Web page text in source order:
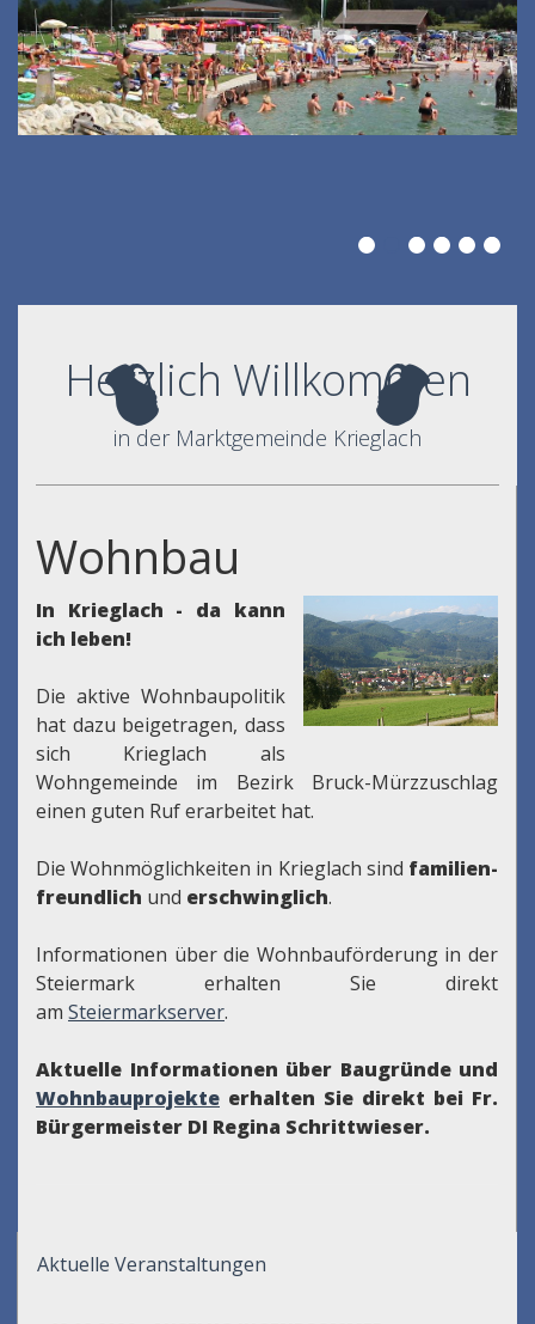
Herzlich Willkommen
in der Marktgemeinde Krieglach
Wohnbau
In Krieglach - da kann
ich leben!
Die aktive Wohnbaupolitik
hat dazu beigetragen, dass
sich Krieglach als
Wohngemeinde im Bezirk Bruck-Mürzzuschlag
einen guten Ruf erarbeitet hat.
Die Wohnmöglichkeiten in Krieglach sind familien-
freundlich und erschwinglich.
Informationen über die Wohnbauförderung in der
Steiermark erhalten Sie direkt
am Steiermarkserver.
Aktuelle Informationen über Baugründe und
Wohnbauprojekte erhalten Sie direkt bei Fr.
Bürgermeister DI Regina Schrittwieser.
Aktuelle Veranstaltungen